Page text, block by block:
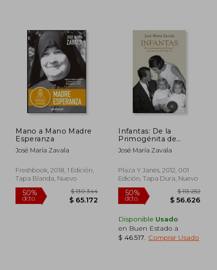
50%
dcto.
$ 111.178
$ 55.589
50%
dcto.
Mano a Mano Madre
Esperanza
José María Zavala
Freshbook, 2018, 1 Edición,
Tapa Blanda, Nuevo
Infantas: De la
Primogénita de
Felipe v a la Sucesora
de Felipe vi
José María Zavala
Plaza Y Janés, 2012, 001
Edición, Tapa Dura, Nuevo
Disponible Usado
en Buen Estado a
$ 46.517
Comprar Usado